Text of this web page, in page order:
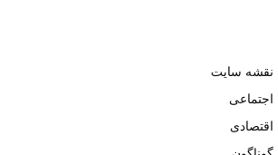
نقشه سایت
اجتماعی
اقتصادی